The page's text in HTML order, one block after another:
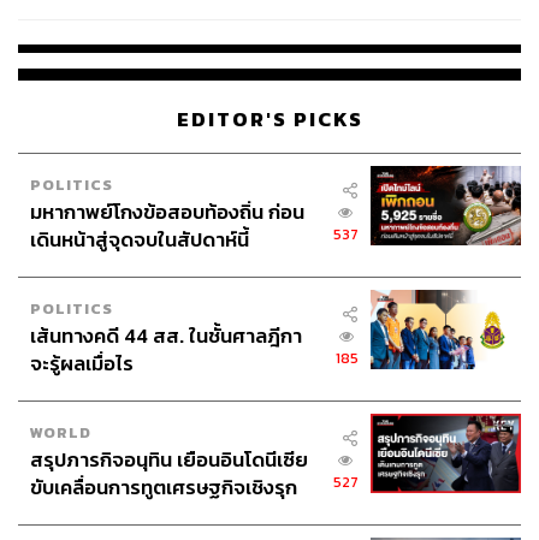
EDITOR'S PICKS
POLITICS
มหากาพย์โกงข้อสอบท้องถิ่น ก่อน
เดินหน้าสู่จุดจบในสัปดาห์นี้
537
POLITICS
เส้นทางคดี 44 สส. ในชั้นศาลฎีกา
จะรู้ผลเมื่อไร
185
WORLD
สรุปภารกิจอนุทิน เยือนอินโดนีเซีย
ขับเคลื่อนการทูตเศรษฐกิจเชิงรุก
527